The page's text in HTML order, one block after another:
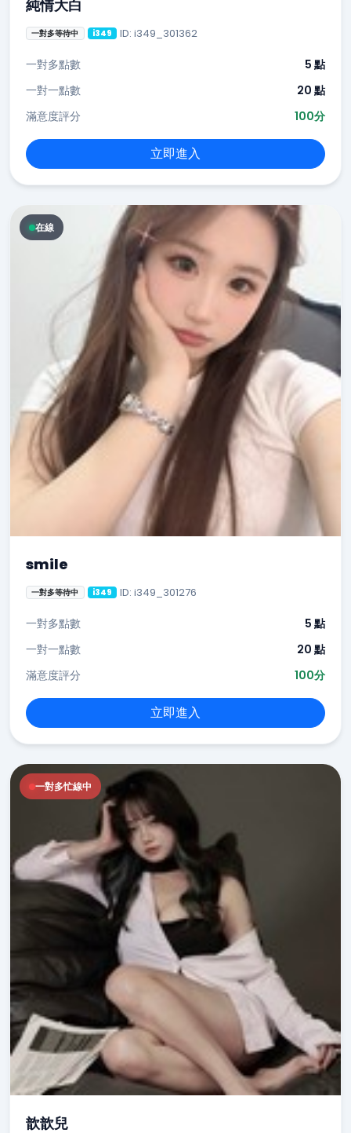
純情大白
一對多等待中 i349 ID: i349_301362
一對多點數
5 點
一對一點數
20 點
滿意度評分
100分
立即進入
在線
smile
一對多等待中 i349 ID: i349_301276
一對多點數
5 點
一對一點數
20 點
滿意度評分
100分
立即進入
一對多忙線中
歆歆兒